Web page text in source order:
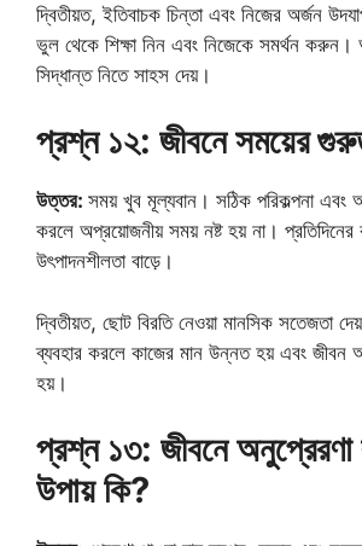
দ্বিতীয়ত, ইতিবাচক চিন্তা এবং নিজের অর্জন
ভুল থেকে শিক্ষা নিন এবং নিজেকে সমর্থন করুন।
সিদ্ধান্ত নিতে সাহস দেয়।
প্রশ্ন ১২: জীবনে সময়ের
উত্তর: সময় খুব মূল্যবান। সঠিক পরিকল্পনা এবং
করলে অপ্রয়োজনীয় সময় নষ্ট হয় না।
উৎপাদনশীলতা বাড়ে।
দ্বিতীয়ত, ছোট বিরতি নেওয়া মানসিক সতেজতা
ব্যবহার করলে কাজের মান উন্নত হয় এবং
হয়।
প্রশ্ন ১৩: জীবনে অনুপ্রেরণা
উপায় কি?